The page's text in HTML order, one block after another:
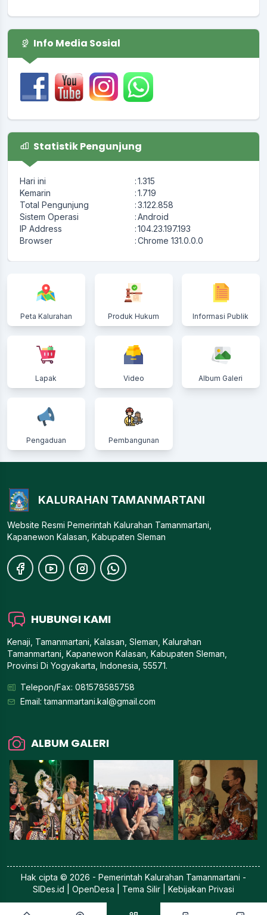
Info Media Sosial
Statistik Pengunjung
Hari ini :1.315
Kemarin
:1.719
Total Pengunjung
:3.122.858
Sistem Operasi
:Android
IP Address
:104.23.197.193
Browser
:Chrome 131.0.0.0
Peta Kalurahan Produk Hukum Informasi Publik
Lapak Video Album Galeri
Pengaduan Pembangunan
KALURAHAN TAMANMARTANI
Website Resmi Pemerintah Kalurahan Tamanmartani,
Kapanewon Kalasan, Kabupaten Sleman
HUBUNGI KAMI
Kenaji, Tamanmartani, Kalasan, Sleman, Kalurahan
Tamanmartani, Kapanewon Kalasan, Kabupaten Sleman,
Provinsi Di Yogyakarta, Indonesia, 55571.
Telepon/Fax: 081578585758
Email:tamanmartani.kal@gmail.com
ALBUM GALERI
Hak cipta © 2026 - Pemerintah Kalurahan Tamanmartani -
SIDes.id
| OpenDesa | Tema Silir | Kebijakan Privasi